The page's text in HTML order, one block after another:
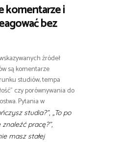
komentarze i
bez
źródeł
są komentarze
studiów, tempa
czy porównywania do
Pytania w
studia?”, „To po
pracę?”,
masz stałej